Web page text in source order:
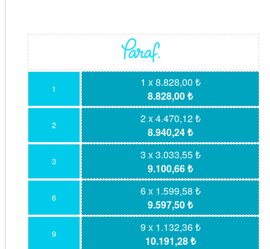
1
1 x 8.828,00 ₺
8.828,00 ₺
2
2 x 4.470,12 ₺
8.940,24 ₺
3
3 x 3.033,55 ₺
9.100,66 ₺
6
6 x 1.599,58 ₺
9.597,50 ₺
9
9 x 1.132,36 ₺
10.191,28 ₺